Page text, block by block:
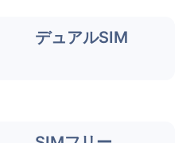
デュアルSIM